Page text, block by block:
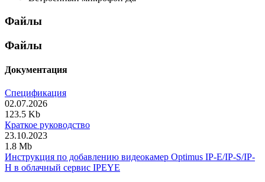
Файлы
Файлы
Документация
Спецификация
02.07.2026
123.5 Kb
Краткое руководство
23.10.2023
1.8 Mb
Инструкция по добавлению видеокамер Optimus IP-E/IP-S/IP-
H в облачный сервис IPEYE